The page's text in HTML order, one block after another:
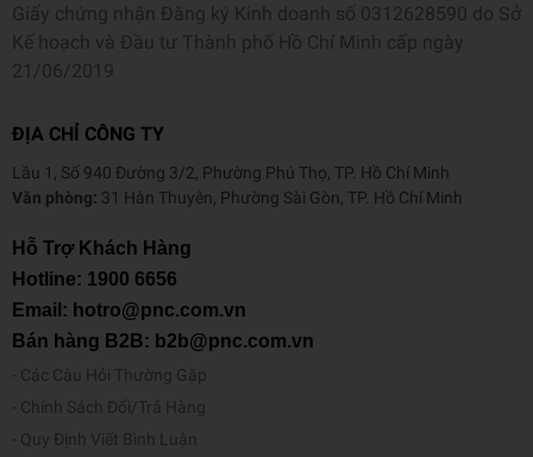
Giấy chứng nhận Đăng ký Kinh doanh số 0312628590 do Sở
Kế hoạch và Đầu tư Thành phố Hồ Chí Minh cấp ngày
21/06/2019
ĐỊA CHỈ CÔNG TY
Lầu 1, Số 940 Đường 3/2, Phường Phú Thọ, TP. Hồ Chí Minh
Văn phòng: 31 Hàn Thuyên, Phường Sài Gòn, TP. Hồ Chí Minh
Hỗ Trợ Khách Hàng
Hotline: 1900 6656
Email: hotro@pnc.com.vn
Bán hàng B2B: b2b@pnc.com.vn
Các Câu Hỏi Thường Gặp
Chính Sách Đổi/Trả Hàng
Quy Định Viết Bình Luận